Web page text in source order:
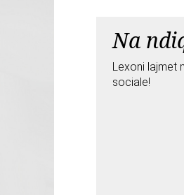
Na
Lexoni lajmet
sociale!